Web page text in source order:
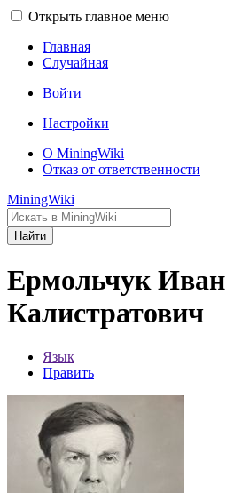
Открыть главное меню
Главная
Случайная
Войти
Настройки
О MiningWiki
Отказ от ответственности
MiningWiki
Найти
Ермольчук Иван
Калистратович
Язык
Править